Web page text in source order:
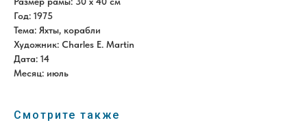
Год: 1975
Тема: Яхты, корабли
Художник: Charles E. Martin
Дата: 14
Месяц: июль
Смотрите также